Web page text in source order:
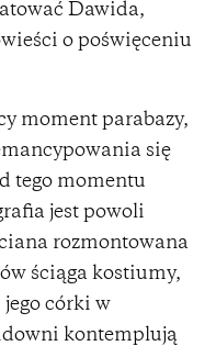
Dawida,
o poświęceniu
moment parabazy,
się
tego momentu
jest powoli
rozmontowana
ściąga kostiumy,
córki w
kontemplują